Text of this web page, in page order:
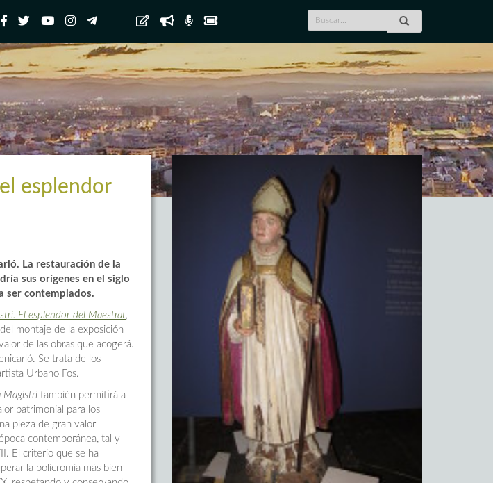
esplendor
La restauración de la
sus orígenes en el siglo
ser contemplados.
El esplendor del Maestrat,
montaje de la exposición
de las obras que acogerá.
Se trata de los
Urbano Fos.
Magistri también permitirá a
patrimonial para los
pieza de gran valor
contemporánea, tal y
El criterio que se ha
la policromia más bien